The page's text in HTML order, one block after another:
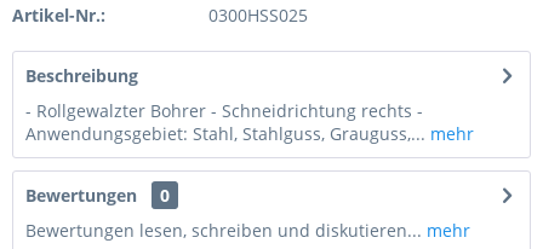
Artikel-Nr.: 0300HSS025
Beschreibung
- Rollgewalzter Bohrer - Schneidrichtung rechts -
Anwendungsgebiet: Stahl, Stahlguss, Grauguss,... mehr
Bewertungen
0
Bewertungen lesen, schreiben und diskutieren... mehr